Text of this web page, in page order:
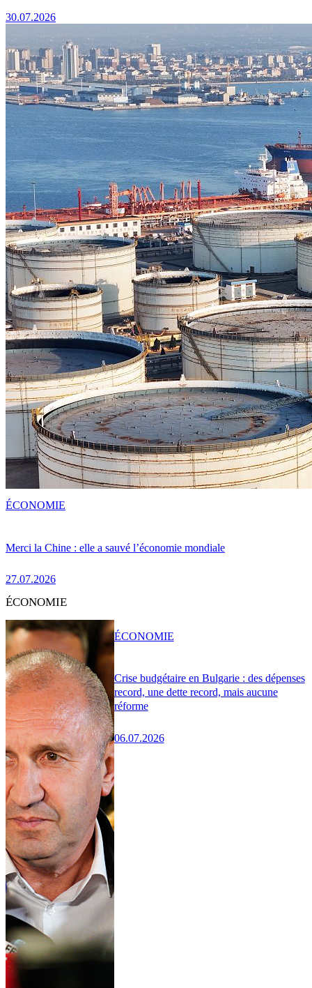
30.07.2026
Merci la Chine : elle a sauvé l’économie mondiale
27.07.2026
ÉCONOMIE
ÉCONOMIE
Crise budgétaire en Bulgarie : des dépenses
record, une dette record, mais aucune
réforme
06.07.2026
ÉCONOMIE